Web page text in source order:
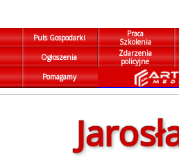
Puls Gospodarki
Praca
Szkolenia
Ogłoszenia
Zdarzenia
policyjne
Pomagamy